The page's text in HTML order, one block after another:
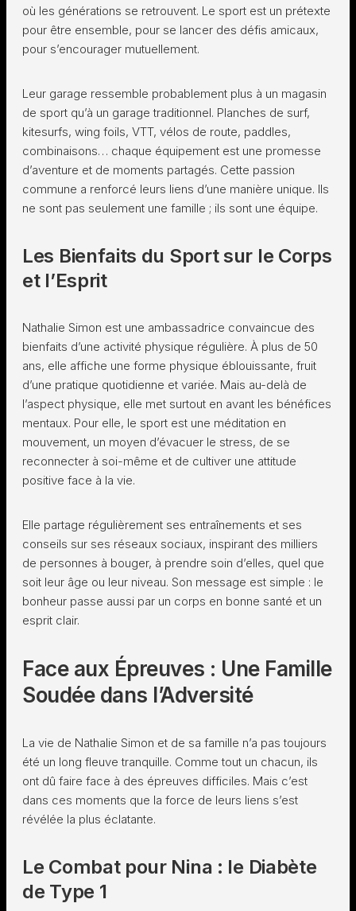
où les générations se retrouvent. Le sport est un prétexte
pour être ensemble, pour se lancer des défis amicaux,
pour s’encourager mutuellement.
Leur garage ressemble probablement plus à un magasin
de sport qu’à un garage traditionnel. Planches de surf,
kitesurfs, wing foils, VTT, vélos de route, paddles,
combinaisons… chaque équipement est une promesse
d’aventure et de moments partagés. Cette passion
commune a renforcé leurs liens d’une manière unique. Ils
ne sont pas seulement une famille ; ils sont une équipe.
Les Bienfaits du Sport sur le Corps
et l’Esprit
Nathalie Simon est une ambassadrice convaincue des
bienfaits d’une activité physique régulière. À plus de 50
ans, elle affiche une forme physique éblouissante, fruit
d’une pratique quotidienne et variée. Mais au-delà de
l’aspect physique, elle met surtout en avant les bénéfices
mentaux. Pour elle, le sport est une méditation en
mouvement, un moyen d’évacuer le stress, de se
reconnecter à soi-même et de cultiver une attitude
positive face à la vie.
Elle partage régulièrement ses entraînements et ses
conseils sur ses réseaux sociaux, inspirant des milliers
de personnes à bouger, à prendre soin d’elles, quel que
soit leur âge ou leur niveau. Son message est simple : le
bonheur passe aussi par un corps en bonne santé et un
esprit clair.
Face aux Épreuves : Une Famille
Soudée dans l’Adversité
La vie de Nathalie Simon et de sa famille n’a pas toujours
été un long fleuve tranquille. Comme tout un chacun, ils
ont dû faire face à des épreuves difficiles. Mais c’est
dans ces moments que la force de leurs liens s’est
révélée la plus éclatante.
Le Combat pour Nina : le Diabète
de Type 1